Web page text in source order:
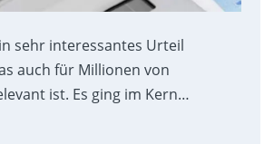
sehr interessantes Urteil
auch für Millionen von
ist. Es ging im Kern…